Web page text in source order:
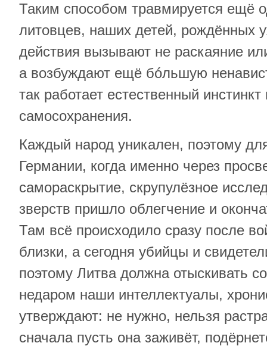
Таким способом травмируется ещё
литовцев, наших детей, рождённых
действия вызывают не раскаяние
а возбуждают ещё бóльшую
так работает естественный
самосохранения.
Каждый народ уникален, поэтому
Германии, когда именно через
самораскрытие, скрупулёзное
зверств пришло облегчение и
Там всё происходило сразу после
близки, а сегодня убийцы и
поэтому Литва должна отыскивать
недаром наши интеллектуалы,
утверждают: не нужно, нельзя
сначала пусть она заживёт,